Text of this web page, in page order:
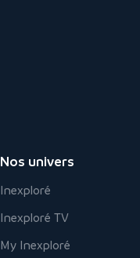
Nos univers
Inexploré
Inexploré TV
My Inexploré